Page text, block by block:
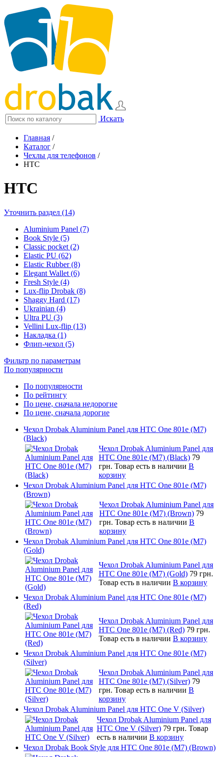
Искать
Главная /
Каталог /
Чехлы для телефонов /
HTC
HTC
Уточнить раздел (14)
Aluminium Panel (7)
Book Style (5)
Classic pocket (2)
Elastic PU (62)
Elastic Rubber (8)
Elegant Wallet (6)
Fresh Style (4)
Lux-flip Drobak (8)
Shaggy Hard (17)
Ukrainian (4)
Ultra PU (3)
Vellini Lux-flip (13)
Накладка (1)
Флип-чехол (5)
Фильтр по параметрам
По популярности
По популярности
По рейтингу
По цене, сначала недорогие
По цене, сначала дорогие
Чехол Drobak Aluminium Panel для HTC One 801e (M7)
(Black)
Чехол Drobak Aluminium Panel для
HTC One 801e (M7) (Black) 79
грн. Товар есть в наличии В
корзину
Чехол Drobak Aluminium Panel для HTC One 801e (M7)
(Brown)
Чехол Drobak Aluminium Panel для
HTC One 801e (M7) (Brown) 79
грн. Товар есть в наличии В
корзину
Чехол Drobak Aluminium Panel для HTC One 801e (M7)
(Gold)
Чехол Drobak Aluminium Panel для
HTC One 801e (M7) (Gold) 79 грн.
Товар есть в наличии В корзину
Чехол Drobak Aluminium Panel для HTC One 801e (M7)
(Red)
Чехол Drobak Aluminium Panel для
HTC One 801e (M7) (Red) 79 грн.
Товар есть в наличии В корзину
Чехол Drobak Aluminium Panel для HTC One 801e (M7)
(Silver)
Чехол Drobak Aluminium Panel для
HTC One 801e (M7) (Silver) 79
грн. Товар есть в наличии В
корзину
Чехол Drobak Aluminium Panel для HTC One V (Silver)
Чехол Drobak Aluminium Panel для
HTC One V (Silver) 79 грн. Товар
есть в наличии В корзину
Чехол Drobak Book Style для HTC One 801e (M7) (Brown)